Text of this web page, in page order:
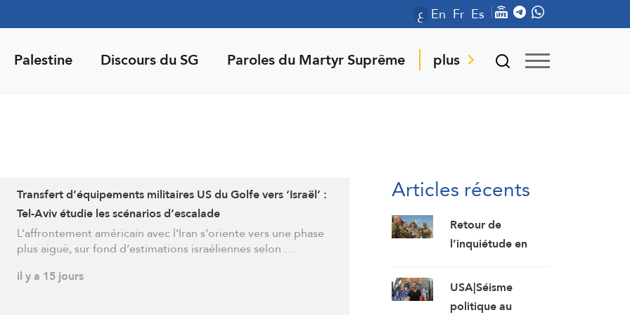
ع En Fr Es
Palestine Discours du SG Paroles du Martyr Suprême plus
Transfert d’équipements militaires US du Golfe vers ‘Israël’ :
Tel-Aviv étudie les scénarios d’escalade
L’affrontement américain avec l’Iran s’oriente vers une phase
plus aiguë, sur fond d’estimations israéliennes selon …
il y a 15 jours
Articles récents
Retour de
l’inquiétude en
veut un accord « à
tout prix »
USA|Séisme
politique au